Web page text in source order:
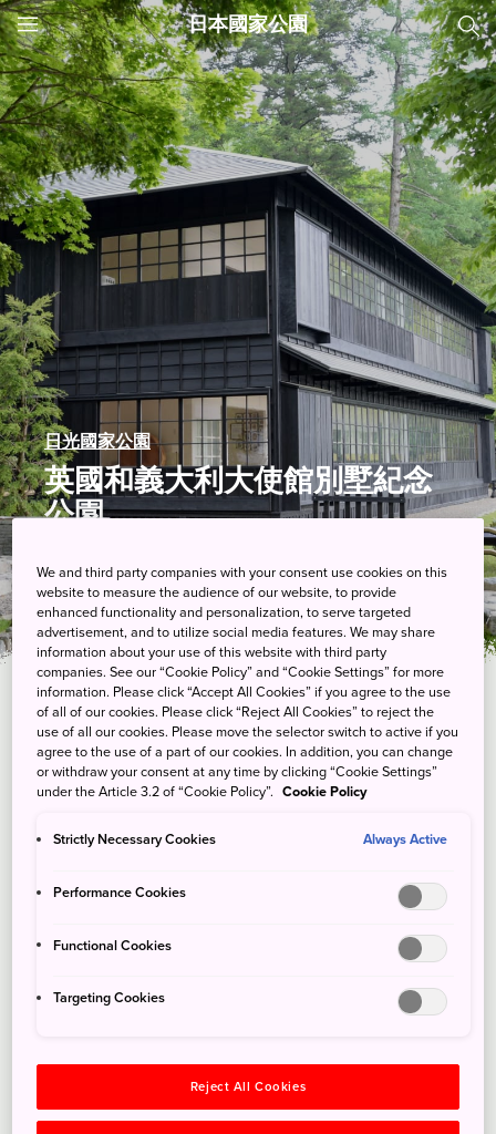
JNTO
MENU
日本國家公園
日光國家公園
英國和義大利大使館別墅紀念
公園
We and third party companies with your consent use cookies on this
website to measure the audience of our website, to provide
enhanced functionality and personalization, to serve targeted
advertisement, and to utilize social media features. We may share
information about your use of this website with third party
companies. See our “Cookie Policy” and “Cookie Settings” for more
information. Please click “Accept All Cookies” if you agree to the use
of all of our cookies. Please click “Reject All Cookies” to reject the
use of all our cookies. Please move the selector switch to active if you
agree to the use of a part of our cookies. In addition, you can change
or withdraw your consent at any time by clicking “Cookie Settings”
under the Article 3.2 of “Cookie Policy”. Cookie Policy
Strictly Necessary Cookies Always Active
Performance Cookies
Functional Cookies
Targeting Cookies
Reject All Cookies